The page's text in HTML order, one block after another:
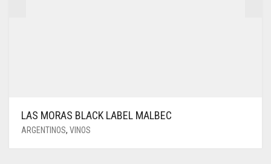
LAS MORAS BLACK LABEL MALBEC
ARGENTINOS, VINOS